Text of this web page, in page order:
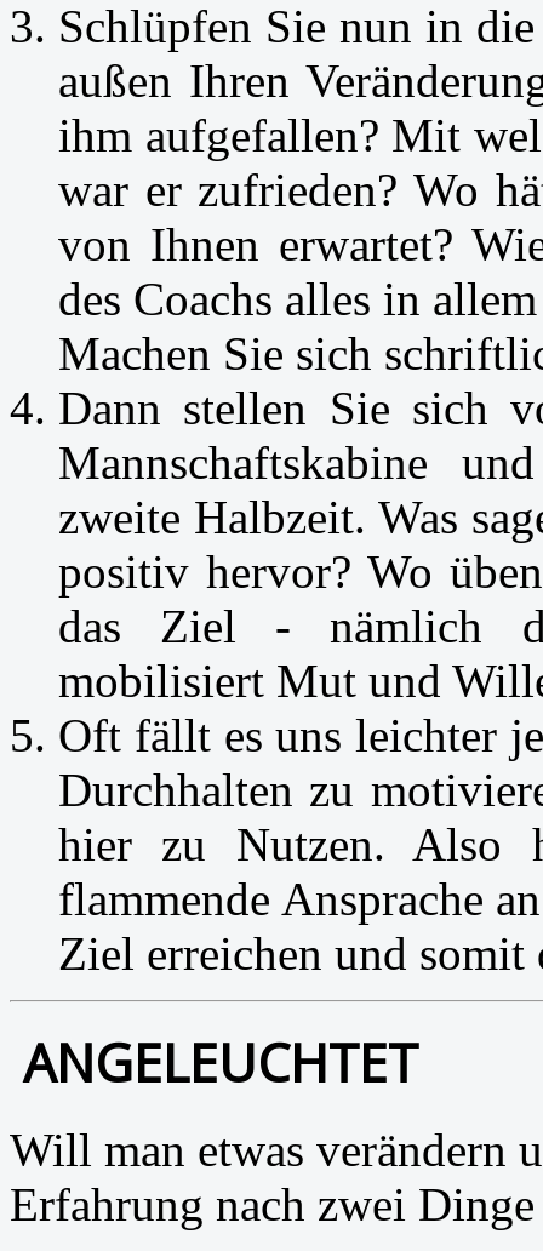
Schlüpfen Sie nun in
außen Ihren
ihm aufgefallen? Mit
war er zufrieden? Wo
von Ihnen erwartet?
des Coachs alles in
Machen Sie sich
Dann stellen Sie sich
Mannschaftskabine
zweite Halbzeit. Was
positiv hervor? Wo
das Ziel - nämlich
mobilisiert Mut und
Oft fällt es uns leichter
Durchhalten zu
hier zu Nutzen. Also
flammende Ansprache
Ziel erreichen und somit
ANGELEUCHTET
Will man etwas verändern
Erfahrung nach zwei